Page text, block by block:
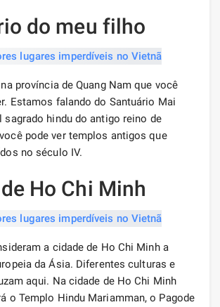
do meu filho
província de Quang Nam que você
Estamos falando do Santuário Mai
sagrado hindu do antigo reino de
pode ver templos antigos que
no século IV.
Ho Chi Minh
a cidade de Ho Chi Minh a
da Ásia. Diferentes culturas e
aqui. Na cidade de Ho Chi Minh
o Templo Hindu Mariamman, o Pagode